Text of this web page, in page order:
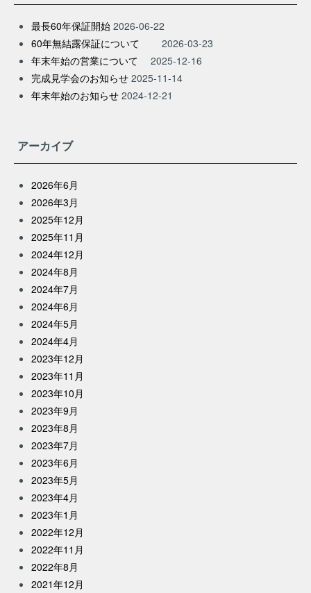
最長60年保証開始 2026-06-22
60年無結露保証について
2026-03-23
年末年始の営業について
2025-12-16
完成見学会のお知らせ 2025-11-14
年末年始のお知らせ 2024-12-21
アーカイブ
2026年6月
2026年3月
2025年12月
2025年11月
2024年12月
2024年8月
2024年7月
2024年6月
2024年5月
2024年4月
2023年12月
2023年11月
2023年10月
2023年9月
2023年8月
2023年7月
2023年6月
2023年5月
2023年4月
2023年1月
2022年12月
2022年11月
2022年8月
2021年12月